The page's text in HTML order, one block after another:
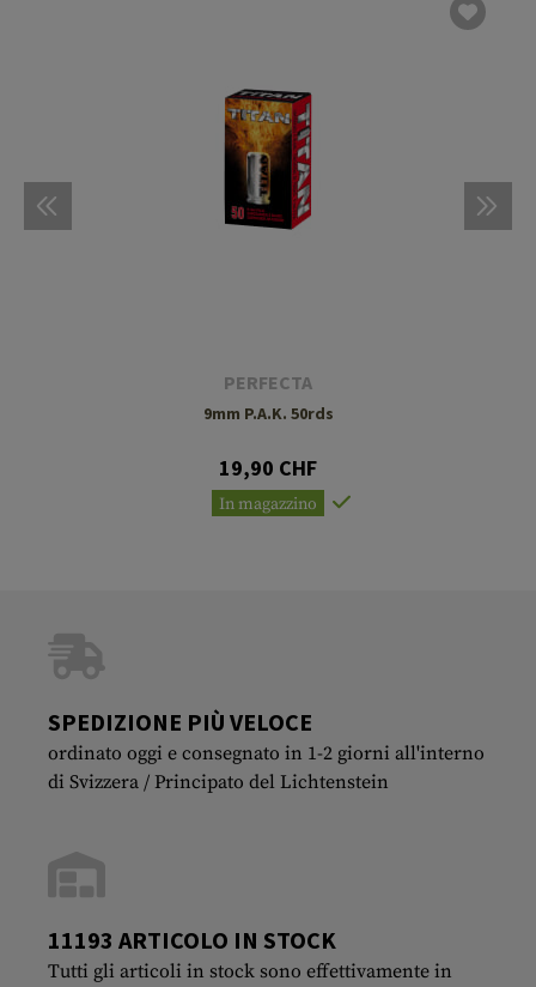
PERFECTA
9mm P.A.K. 50rds
19,90 CHF
In magazzino
SPEDIZIONE PIÙ VELOCE
ordinato oggi e consegnato in 1-2 giorni all'interno
di Svizzera / Principato del Lichtenstein
11193 ARTICOLO IN STOCK
Tutti gli articoli in stock sono effettivamente in